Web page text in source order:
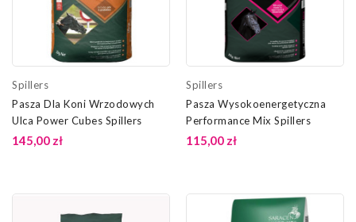
Spillers
Pasza Dla Koni Wrzodowych
Ulca Power Cubes Spillers
145,00 zł
Spillers
Pasza Wysokoenergetyczna
Performance Mix Spillers
115,00 zł